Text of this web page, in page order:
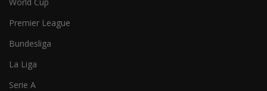
Premier League
Bundesliga
La Liga
Serie A